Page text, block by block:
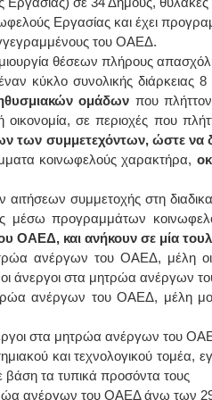
Εργασίας και έχει
του ΟΑΕΔ.
θέσεων πλήρους
κύκλο συνολικής διάρκειας
ομάδων που
οικονομία, σε περιοχές που
των συμμετεχόντων, ώστε να
κοινωφελούς χαρακτήρα,
συμμετοχής στη
μέσω προγραμμάτων
ΟΑΕΔ, και ανήκουν σε μία
ανέργων του ΟΑΕΔ, μέλη
άνεργοι στα μητρώα ανέργων
ανέργων του ΟΑΕΔ, μέλη
στα μητρώα ανέργων του
και τεχνολογικού
τα τυπικά προσόντα τους
ανέργων του ΟΑΕΔ άνω των